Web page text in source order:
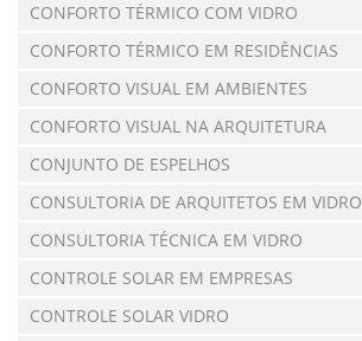
CONFORTO TÉRMICO COM VIDRO
CONFORTO TÉRMICO EM RESIDÊNCIAS
CONFORTO VISUAL EM AMBIENTES
CONFORTO VISUAL NA ARQUITETURA
CONJUNTO DE ESPELHOS
CONSULTORIA DE ARQUITETOS EM VIDRO
CONSULTORIA TÉCNICA EM VIDRO
CONTROLE SOLAR EM EMPRESAS
CONTROLE SOLAR VIDRO